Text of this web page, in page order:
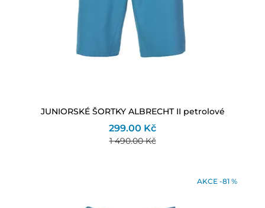
JUNIORSKÉ ŠORTKY ALBRECHT II petrolové
299.00 Kč
1 490.00 Kč
AKCE -81 %